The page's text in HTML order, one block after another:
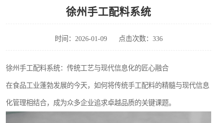
徐州手工配料系统
时间：2026-01-09 点击次数：336
徐州手工配料系统：传统工艺与现代信息化的匠心融合
在食品工业蓬勃发展的今天，如何将传统手工配料的精髓与现代信息
化管理相结合，成为众多企业追求卓越品质的关键课题。
移动源环保门禁电子台账系统